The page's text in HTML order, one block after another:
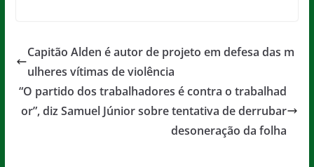
e
b
o
o
er l s
A
p
p
a
g
e
Capitão Alden é autor de projeto em defesa das m
ulheres vítimas de violência
“O partido dos trabalhadores é contra o trabalhad
or”, diz Samuel Júnior sobre tentativa de derrubar
desoneração da folha